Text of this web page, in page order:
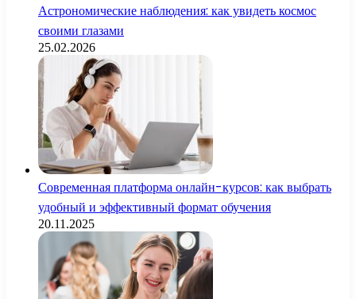
Астрономические наблюдения: как увидеть космос
своими глазами
25.02.2026
Современная платформа онлайн-курсов: как выбрать
удобный и эффективный формат обучения
20.11.2025